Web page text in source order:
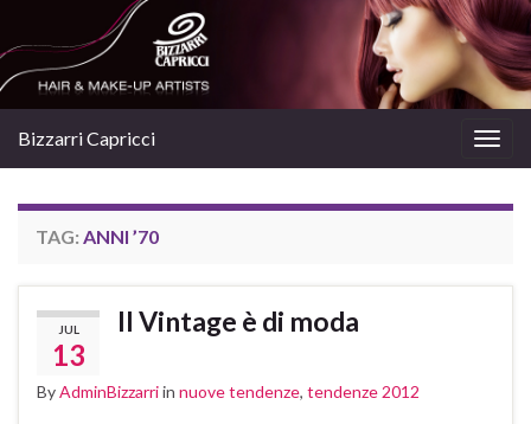
Bizzarri Capricci
TAG: ANNI ’70
JUL
13
Il Vintage è di moda
ByAdminBizzarriin nuove tendenze, tendenze 2012